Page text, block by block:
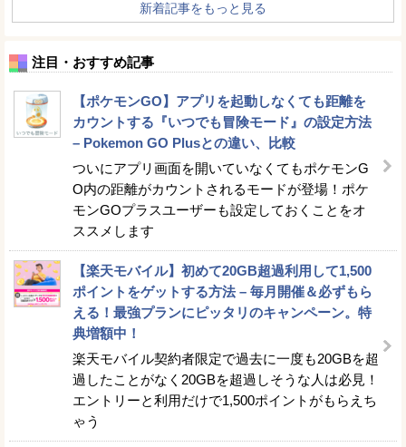
新着記事をもっと見る
注目・おすすめ記事
【ポケモンGO】アプリを起動しなくても距離を
カウントする『いつでも冒険モード』の設定方法
– Pokemon GO Plusとの違い、比較
ついにアプリ画面を開いていなくてもポケモンG
O内の距離がカウントされるモードが登場！ポケ
モンGOプラスユーザーも設定しておくことをオ
ススメします
【楽天モバイル】初めて20GB超過利用して1,500
ポイントをゲットする方法 – 毎月開催＆必ずもら
える！最強プランにピッタリのキャンペーン。特
典増額中！
楽天モバイル契約者限定で過去に一度も20GBを超
過したことがなく20GBを超過しそうな人は必見！
エントリーと利用だけで1,500ポイントがもらえち
ゃう